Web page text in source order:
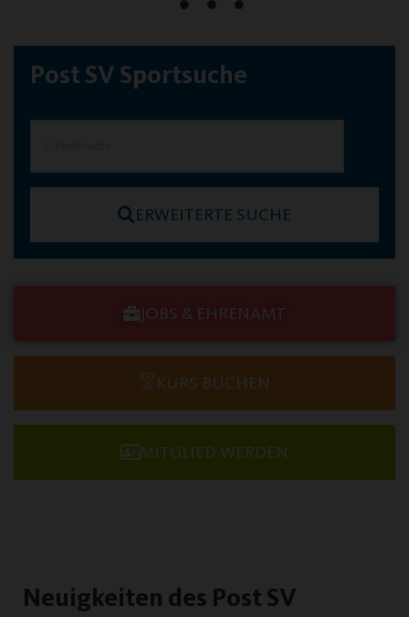
Post SV Sportsuche
ERWEITERTE SUCHE
JOBS & EHRENAMT
KURS BUCHEN
MITGLIED WERDEN
Neuigkeiten des Post SV